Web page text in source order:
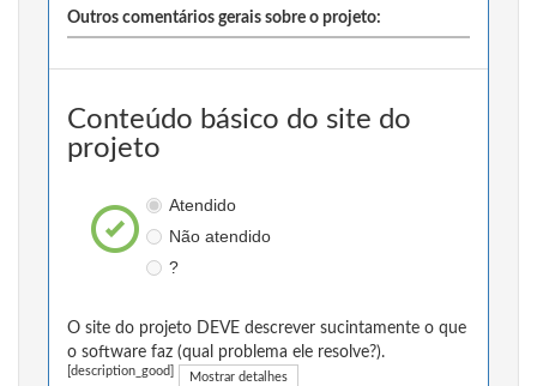
Outros comentários gerais sobre o projeto:
Conteúdo básico do site do
projeto
Atendido
Não atendido
?
O site do projeto DEVE descrever sucintamente o que
o software faz (qual problema ele resolve?).
[description_good] Mostrar detalhes